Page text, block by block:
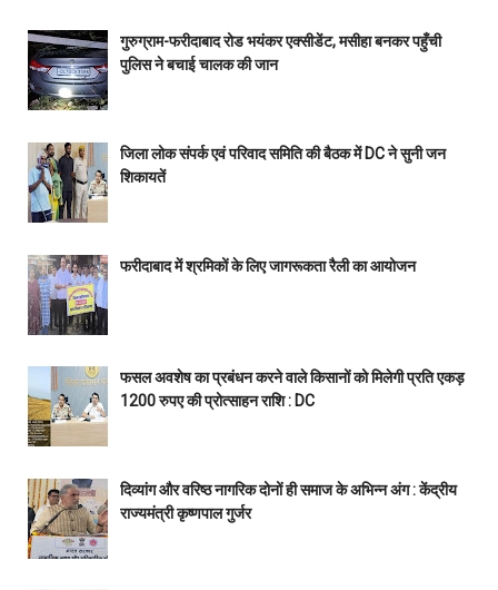
गुरुग्राम-फरीदाबाद रोड भयंकर एक्सीडेंट, मसीहा बनकर पहुँची
पुलिस ने बचाई चालक की जान
जिला लोक संपर्क एवं परिवाद समिति की बैठक में DC ने सुनी जन
शिकायतें
फरीदाबाद में श्रमिकों के लिए जागरूकता रैली का आयोजन
फसल अवशेष का प्रबंधन करने वाले किसानों को मिलेगी प्रति एकड़
1200 रुपए की प्रोत्साहन राशि : DC
दिव्यांग और वरिष्ठ नागरिक दोनों ही समाज के अभिन्न अंग : केंद्रीय
राज्यमंत्री कृष्णपाल गुर्जर